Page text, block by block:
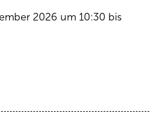
2026 um 10:30 bis